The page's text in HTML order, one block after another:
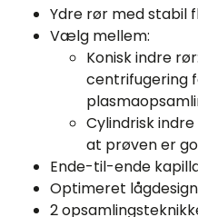
Ydre rør med stabil
Vælg mellem:
Konisk indre
centrifugering
Cylindrisk
at prøven er
Ende-til-ende
Optimeret
2